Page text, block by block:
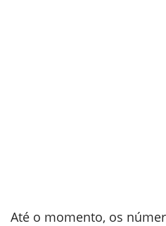
Até o momento, os